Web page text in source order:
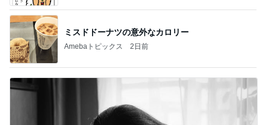
ミスドドーナツの意外なカロリー
Amebaトピックス 2日前